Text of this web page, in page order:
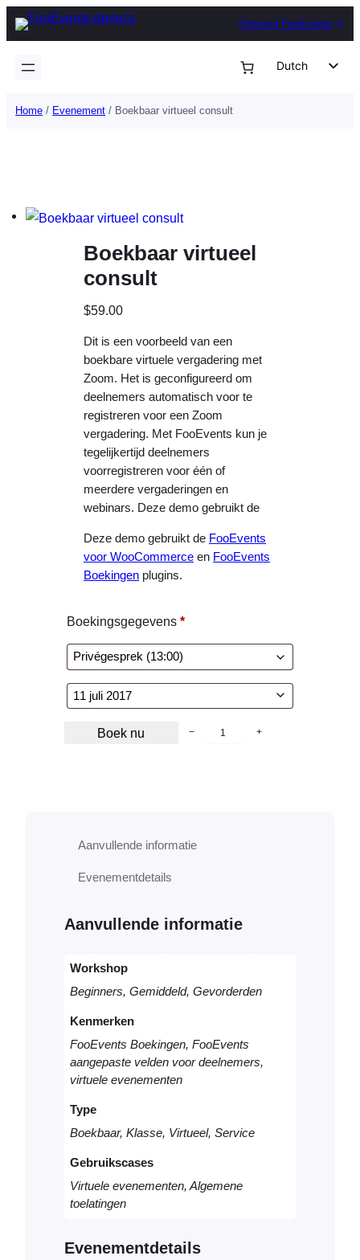
Ga
Ontvang FooEvents
Dutch
Home / Evenement / Boekbaar virtueel consult
Boekbaar virtueel
consult
$59.00
Dit is een voorbeeld van een
boekbare virtuele vergadering met
Zoom. Het is geconfigureerd om
deelnemers automatisch voor te
registreren voor een Zoom
vergadering. Met FooEvents kun je
tegelijkertijd deelnemers
voorregistreren voor één of
meerdere vergaderingen en
webinars. Deze demo gebruikt de
Deze demo gebruikt de FooEvents
voor WooCommerce en FooEvents
Boekingen plugins.
Boekingsgegevens *
Boek nu
r
u
c
s
u
l
a
a
− +
Aanvullende informatie
Evenementdetails
Aanvullende informatie
Workshop
Beginners, Gemiddeld, Gevorderden
Kenmerken
FooEvents Boekingen, FooEvents
aangepaste velden voor deelnemers,
virtuele evenementen
Type
Boekbaar, Klasse, Virtueel, Service
Gebruikscases
Virtuele evenementen, Algemene
toelatingen
Evenementdetails